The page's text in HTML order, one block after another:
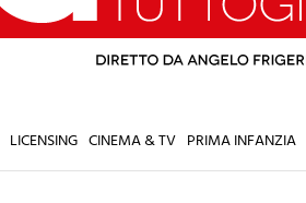
LICENSING CINEMA & TV PRIMA INFANZIA